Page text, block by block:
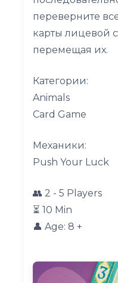
переверните
карты лицевой
перемещая их.
Категории:
Animals
Card Game
Meханики:
Push Your Luck
👥 2 - 5 Players
⏳ 10 Min
👤 Age: 8 +